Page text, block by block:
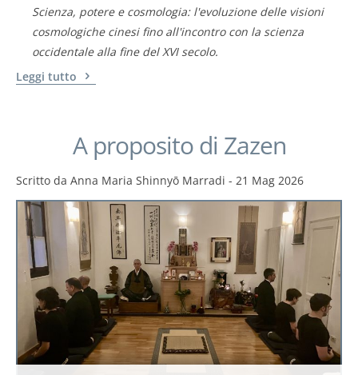
Scienza, potere e cosmologia: l'evoluzione delle visioni
cosmologiche cinesi fino all'incontro con la scienza
occidentale alla fine del XVI secolo.
Leggi tutto
A proposito di Zazen
Scritto da Anna Maria Shinnyō Marradi - 21 Mag 2026